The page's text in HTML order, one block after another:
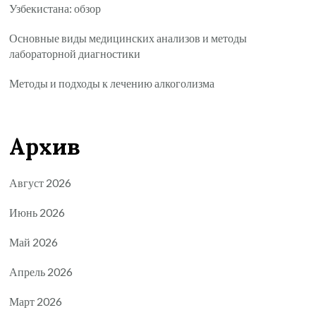
Узбекистана: обзор
Основные виды медицинских анализов и методы
лабораторной диагностики
Методы и подходы к лечению алкоголизма
Архив
Август 2026
Июнь 2026
Май 2026
Апрель 2026
Март 2026